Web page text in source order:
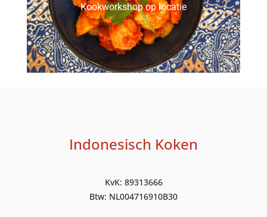
Kookworkshop op locatie
Indonesisch Koken
KvK: 89313666
Btw: NL004716910B30